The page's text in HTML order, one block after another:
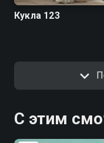
Кукла 123
С этим